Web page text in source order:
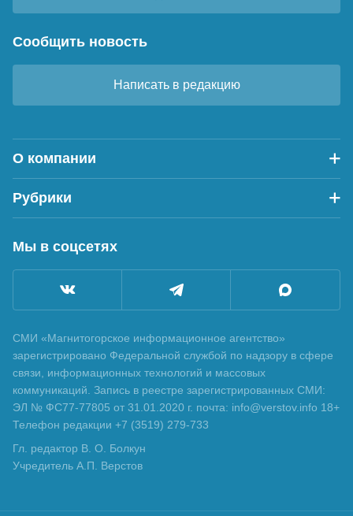
Сообщить новость
Написать в редакцию
О компании
Рубрики
Мы в соцсетях
СМИ «Магнитогорское информационное агентство»
зарегистрировано Федеральной службой по надзору в сфере
связи, информационных технологий и массовых
коммуникаций. Запись в реестре зарегистрированных СМИ:
ЭЛ № ФС77-77805 от 31.01.2020 г. почта: info@verstov.info 18+
Телефон редакции +7 (3519) 279-733
Гл. редактор В. О. Болкун
Учредитель А.П. Верстов